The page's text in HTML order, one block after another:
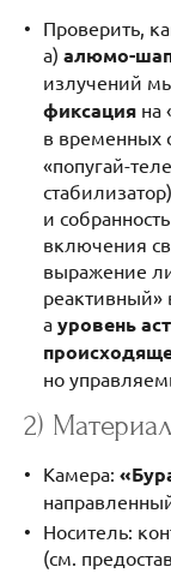
Проверить,
а) алюмо-
излучений
фиксация на
в временных
«попугай-
и
включения
выражение
реактивный»
а уровень
но
2)
Камера:
Носитель:
(см.